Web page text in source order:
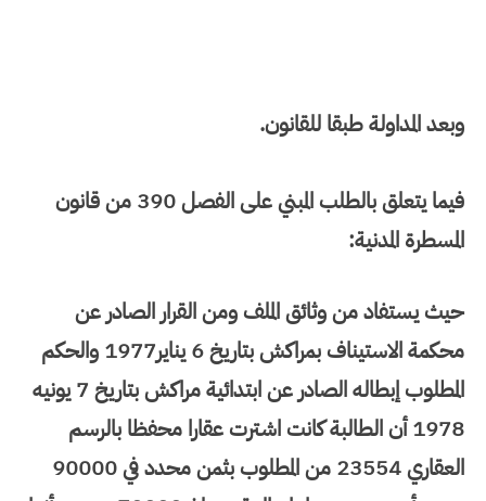
وبعد المداولة طبقا للقانون.
فيما يتعلق بالطلب المبني على الفصل 390 من قانون
المسطرة المدنية:
حيث يستفاد من وثائق الملف ومن القرار الصادر عن
محكمة الاستيناف بمراكش بتاريخ 6 يناير1977 والحكم
المطلوب إبطاله الصادر عن ابتدائية مراكش بتاريخ 7 يونيه
1978 أن الطالبة كانت اشترت عقارا محفظا بالرسم
العقاري 23554 من المطلوب بثمن محدد في 90000